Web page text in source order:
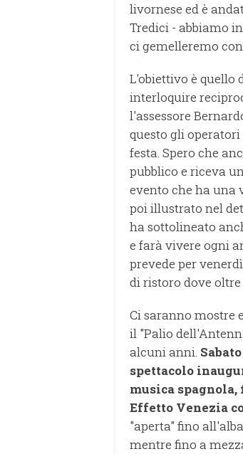
livornese ed è
Tredici - abbiamo
ci gemelleremo
L'obiettivo è quello
interloquire
l'assessore
questo gli
festa. Spero che
pubblico e riceva
evento che ha una
poi illustrato nel
ha sottolineato
e farà vivere ogni
prevede per
di ristoro dove
Ci saranno mostre
il "Palio
alcuni anni.
spettacolo
musica
Effetto Venezia
"aperta" fino
mentre fino a